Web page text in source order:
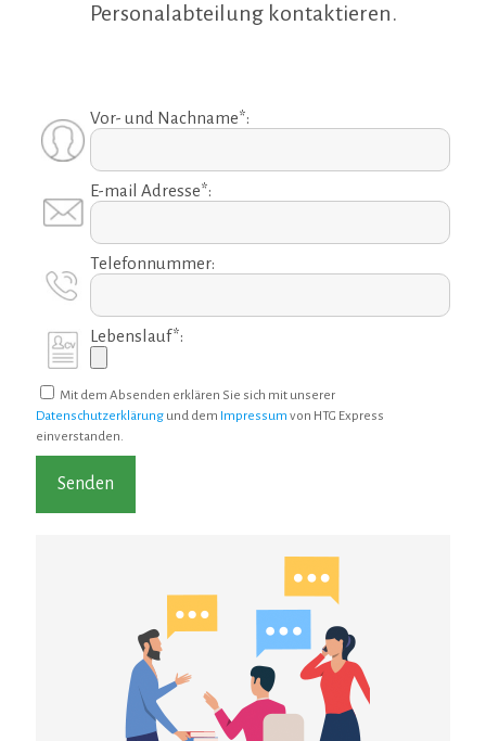
Personalabteilung kontaktieren.
Vor- und Nachname*:
E-mail Adresse*:
Telefonnummer:
Lebenslauf*:
Mit dem Absenden erklären Sie sich mit unserer
Datenschutzerklärung und dem Impressum von HTG Express
einverstanden.